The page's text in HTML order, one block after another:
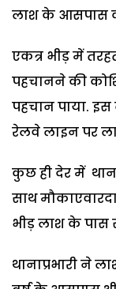
लाश के आसपास
एकत्र भीड़ में
पहचानने की
पहचान पाया.
रेलवे लाइन पर
कुछ ही देर में
साथ
भीड़ लाश के पास
थानाप्रभारी ने